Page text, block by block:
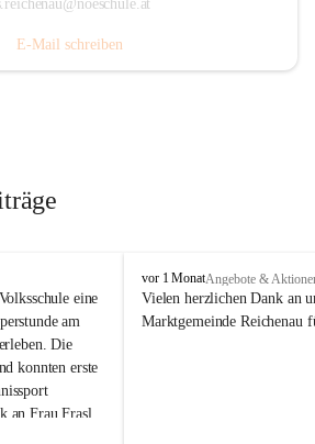
E-Mail schreiben
eine
am
Die
konnten erste
an Frau Frasl
V
o
l
vor 1 MonatAngebote &
Vielen herzlichen Dank an
Marktgemeinde Reichenau